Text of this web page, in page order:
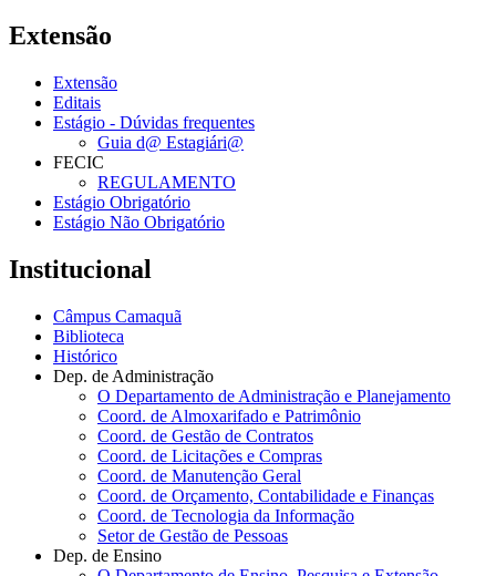
Extensão
Extensão
Editais
Estágio - Dúvidas frequentes
Guia d@ Estagiári@
FECIC
REGULAMENTO
Estágio Obrigatório
Estágio Não Obrigatório
Institucional
Câmpus Camaquã
Biblioteca
Histórico
Dep. de Administração
O Departamento de Administração e Planejamento
Coord. de Almoxarifado e Patrimônio
Coord. de Gestão de Contratos
Coord. de Licitações e Compras
Coord. de Manutenção Geral
Coord. de Orçamento, Contabilidade e Finanças
Coord. de Tecnologia da Informação
Setor de Gestão de Pessoas
Dep. de Ensino